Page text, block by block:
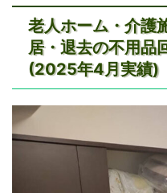
老人ホーム・介護
居・退去の不用品
(2025年4月実績)